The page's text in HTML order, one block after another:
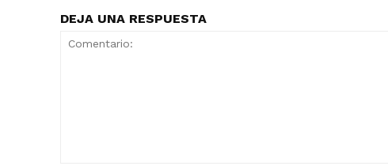
DEJA UNA RESPUESTA